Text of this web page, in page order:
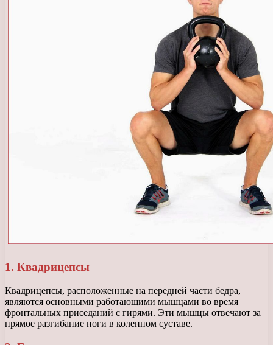
1. Квадрицепсы
Квадрицепсы, расположенные на передней части бедра,
являются основными работающими мышцами во время
фронтальных приседаний с гирями. Эти мышцы отвечают за
прямое разгибание ноги в коленном суставе.